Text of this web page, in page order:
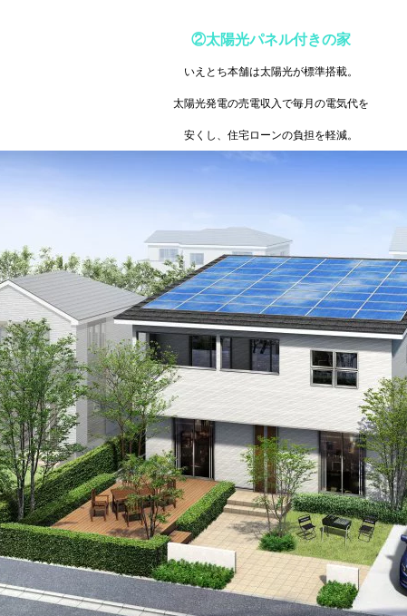
②太陽光パネル付きの家
いえとち本舗は太陽光が標準搭載。
太陽光発電の売電収入で毎月の電気代を
安くし、住宅ローンの負担を軽減。